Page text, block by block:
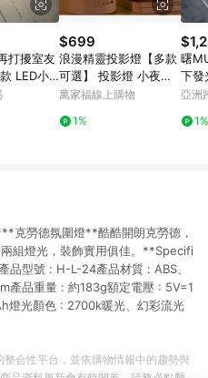
打擾室友
小
LED 便
｜領券最
$699
浪漫精靈投影燈【多款
可選】 投影燈 小夜燈
八款音效 投影 夜燈 禮
戀人 生日派對 海洋世
萬家福線上購物
1%
曙
亞洲
1%
克勞德氛圍燈**酷酷開朗克勞德，
組燈光，裝飾實用俱佳。**Specifi
型號 : H-L-24產品材質 : ABS、
產品重量 : 約183g額定電壓 : 5V=1
燈光顏色 : 2700k暖光、幻彩流光
合性平台，並依購物情報中的趨勢與